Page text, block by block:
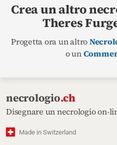
Crea un altro
Theres
Progetta ora un altro
o un
necrologio.ch
Disegnare un necrologio on-
Made in Switzerland